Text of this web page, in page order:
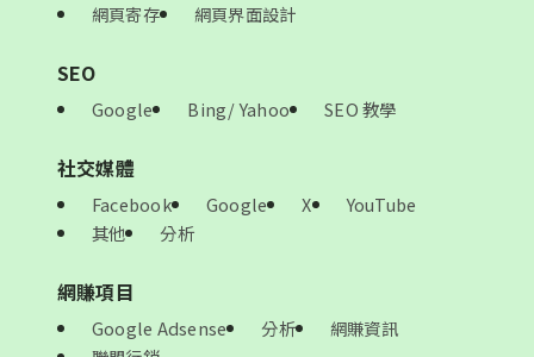
網頁寄存
網頁界面設計
SEO
Google Bing/ Yahoo SEO 教學
社交媒體
Facebook Google X
YouTube
其他
分析
網賺項目
Google Adsense 分析
網賺資訊